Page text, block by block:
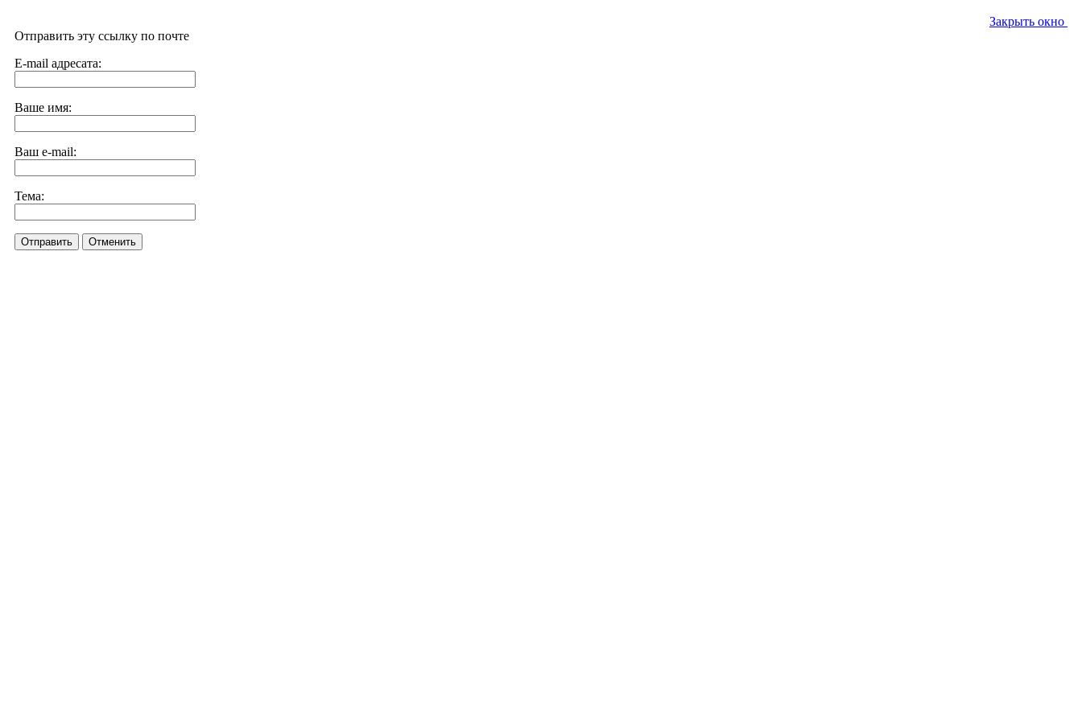
Закрыть окно
Отправить эту ссылку по почте
E-mail адресата:
Ваше имя:
Ваш e-mail:
Тема:
Отправить Отменить